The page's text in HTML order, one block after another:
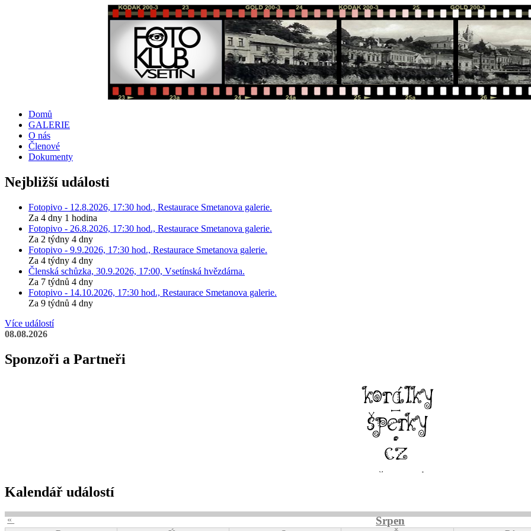
Domů
GALERIE
O nás
Členové
Dokumenty
Nejbližší události
Fotopivo - 12.8.2026, 17:30 hod., Restaurace Smetanova galerie.
Za 4 dny 1 hodina
Fotopivo - 26.8.2026, 17:30 hod., Restaurace Smetanova galerie.
Za 2 týdny 4 dny
Fotopivo - 9.9.2026, 17:30 hod., Restaurace Smetanova galerie.
Za 4 týdny 4 dny
Členská schůzka, 30.9.2026, 17:00, Vsetínská hvězdárna.
Za 7 týdnů 4 dny
Fotopivo - 14.10.2026, 17:30 hod., Restaurace Smetanova galerie.
Za 9 týdnů 4 dny
Více událostí
08.08.2026
Sponzoři a Partneři
Kalendář událostí
« Srpen